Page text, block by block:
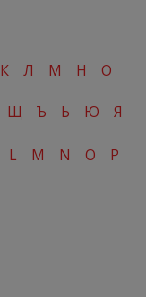
К Л М Н О
Щ Ъ Ь Ю Я
L M N O P